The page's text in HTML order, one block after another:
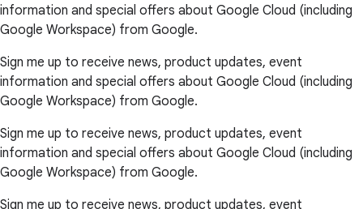
information and special offers about Google Cloud (including
Google Workspace) from Google.
Sign me up to receive news, product updates, event
information and special offers about Google Cloud (including
Google Workspace) from Google.
Sign me up to receive news, product updates, event
information and special offers about Google Cloud (including
Google Workspace) from Google.
Sign me up to receive news, product updates, event